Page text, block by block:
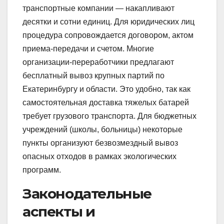
транспортные компании — накапливают
десятки и сотни единиц. Для юридических лиц
процедура сопровождается договором, актом
приема-передачи и счетом. Многие
организации-переработчики предлагают
бесплатный вывоз крупных партий по
Екатеринбургу и области. Это удобно, так как
самостоятельная доставка тяжелых батарей
требует грузового транспорта. Для бюджетных
учреждений (школы, больницы) некоторые
пункты организуют безвозмездный вывоз
опасных отходов в рамках экологических
программ.
Законодательные
аспекты и